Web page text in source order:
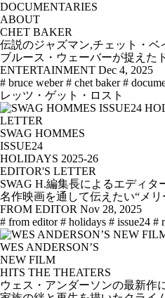
DOCUMENTARIES
ABOUT
CHET BAKER
伝説のジャズマン,チェット・ベ
ブルース・ウェーバーが捉えた
ENTERTAINMENT Dec 4, 2025
# bruce weber # chet baker #
レッツ・ゲット・ロスト
SWAG HOMMES
ISSUE24
HOLIDAYS 2025-26
EDITOR'S LETTER
SWAG H.編集長によるエディタ
名作映画を通して伝えたい“メリ
FROM EDITOR Nov 28, 2025
# from editor # holidays # issue24 #
WES ANDERSON’S
NEW FILM
HITS THE THEATERS
ウェス・アンダーソンの最新作